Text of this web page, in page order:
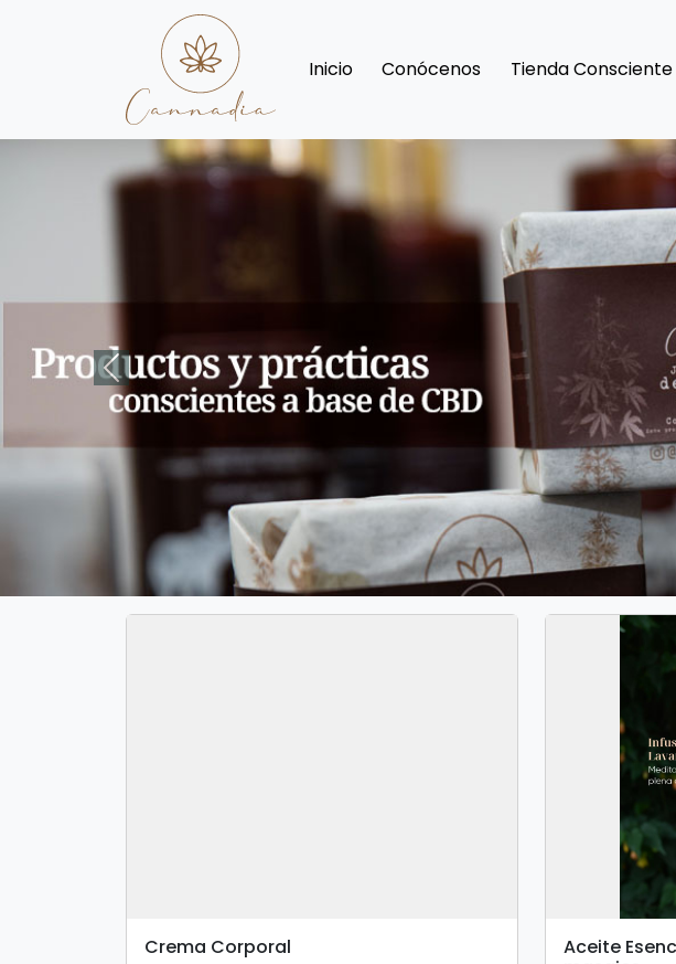
Inicio Conócenos Tienda Consciente
Previous
Crema Corporal
Aceite